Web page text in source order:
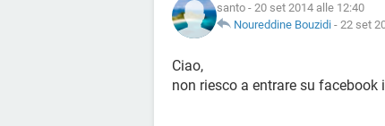
santo - 20 set 2014 alle 12:40
Noureddine Bouzidi - 22 set
Ciao,
non riesco a entrare su